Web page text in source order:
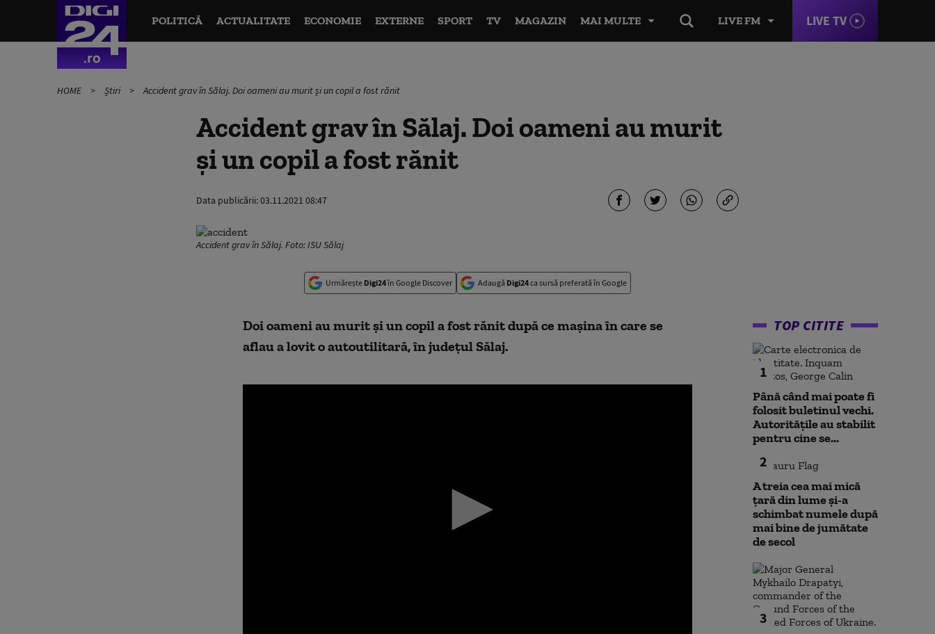
LIVE FM LIVE TV
POLITICĂ ACTUALITATE ECONOMIE EXTERNE SPORT TV MAGAZIN MAI MULTE
HOME Știri Accident grav în Sălaj. Doi oameni au murit și un copil a fost rănit
Accident grav în Sălaj. Doi oameni au murit
și un copil a fost rănit
Data publicării:03.11.2021 08:47
Accident grav în Sălaj. Foto: ISU Sălaj
Urmărește Digi24în Google Discover Adaugă Digi24ca sursă preferată în Google
Doi oameni au murit și un copil a fost rănit după ce mașina în care se
aflau a lovit o autoutilitară, în județul Sălaj.
TOP CITITE
1
Până când mai poate fi
folosit buletinul vechi.
Autoritățile au stabilit
pentru cine se...
2
A treia cea mai mică
țară din lume și-a
schimbat numele după
mai bine de jumătate
de secol
3